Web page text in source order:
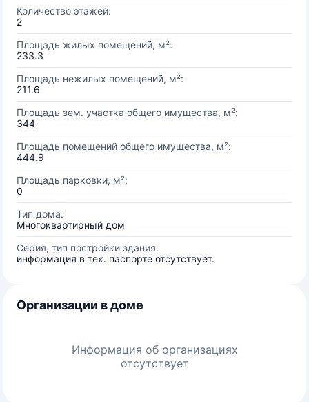
Количество этажей:
2
Площадь жилых помещений, м²:
233.3
Площадь нежилых помещений, м²:
211.6
Площадь зем. участка общего имущества, м²:
344
Площадь помещений общего имущества, м²:
444.9
Площадь парковки, м²:
0
Тип дома:
Многоквартирный дом
Серия, тип постройки здания:
информация в тех. паспорте отсутствует.
Организации в доме
Информация об организациях
отсутствует